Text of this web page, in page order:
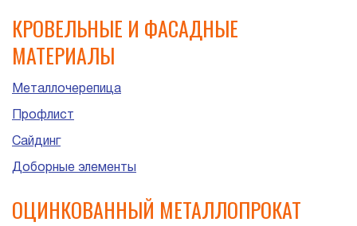
КРОВЕЛЬНЫЕ И ФАСАДНЫЕ
МАТЕРИАЛЫ
Металлочерепица
Профлист
Сайдинг
Доборные элементы
ОЦИНКОВАННЫЙ МЕТАЛЛОПРОКАТ